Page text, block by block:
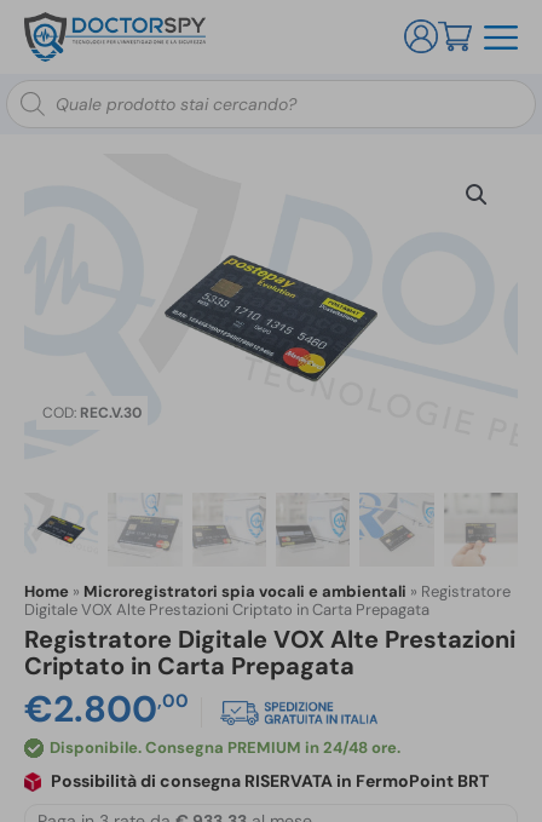
Ricerca
prodotti
COD: REC.V.30
Home » Microregistratori spia vocali e ambientali » Registratore
Digitale VOX Alte Prestazioni Criptato in Carta Prepagata
Registratore Digitale VOX Alte Prestazioni
Criptato in Carta Prepagata
€2.800,00
Disponibile
Possibilità di consegna RISERVATA in FermoPoint BRT